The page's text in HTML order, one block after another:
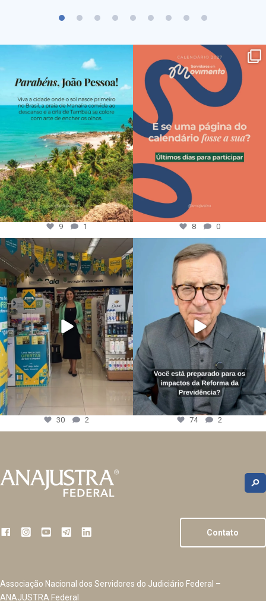
9 1 8 0
30 2 74 2
Contato
Associação Nacional dos Servidores do Judiciário Federal –
ANAJUSTRA Federal